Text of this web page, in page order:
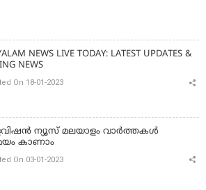
NEWS LIVE TODAY: LATEST UPDATES &
NEWS
On 18-01-2023
ന്യൂസ് മലയാളം വാർത്തകൾ
കാണാം
On 03-01-2023